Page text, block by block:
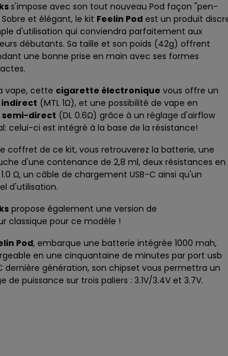
s'impose avec son tout nouveau Pod façon "pen-
Sobre et élégant, le kit Feelin Pod est un produit
d'utilisation qui conviendra parfaitement aux
débutants. Sa taille et son poids (42g) offrent
une bonne prise en main avec ses formes
vape, cette cigarette électronique vous offre un
indirect (MTL 1Ω), et une possibilité de vape en
semi-direct (DL 0.6Ω) grâce à un réglage d'airflow
celui-ci est intégré à la base de la résistance!
coffret de ce kit, vous retrouverez la batterie, une
d'une contenance de 2,8 ml, deux résistances en
Ω, un câble de chargement USB-C ainsi qu'un
d'utilisation.
propose également une version de
classique pour ce modèle !
Pod, embarque une batterie intégrée 1000 mah,
en une cinquantaine de minutes par port usb
dernière génération, son chipset vous permettra un
de puissance sur trois paliers : 3.1V/3.4V et 3.7V.